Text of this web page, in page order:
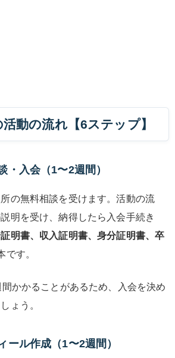
動の流れ【6ステップ】
・入会（1〜2週間）
の無料相談を受けます。活動の流
明を受け、納得したら入会手続き
明書、収入証明書、身分証明書、卒
です。
かかることがあるため、入会を決め
ょう。
ール作成（1〜2週間）